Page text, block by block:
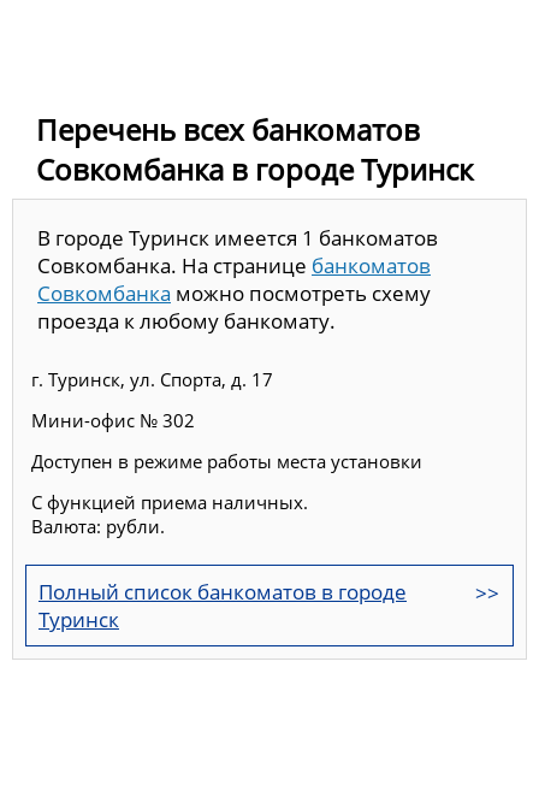
Перечень всех банкоматов
Совкомбанка в городе Туринск
В городе Туринск имеется 1 банкоматов
Совкомбанка. На странице банкоматов
Совкомбанка можно посмотреть схему
проезда к любому банкомату.
г. Туринск, ул. Спорта, д. 17
Мини-офис № 302
Доступен в режиме работы места установки
С функцией приема наличных.
Валюта: рубли.
Полный список банкоматов в городе
Туринск